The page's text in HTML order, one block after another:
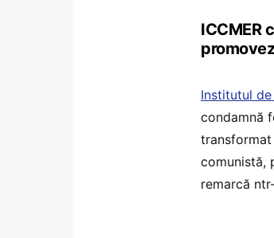
ICCMER
Institutul
condamnă
comunistă,
remarcă